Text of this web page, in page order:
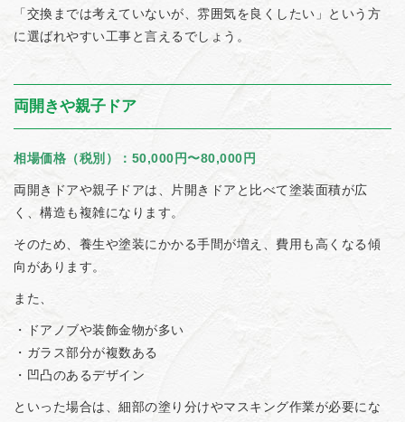
「交換までは考えていないが、雰囲気を良くしたい」という方
に選ばれやすい工事と言えるでしょう。
両開きや親子ドア
相場価格（税別）：50,000円〜80,000円
両開きドアや親子ドアは、片開きドアと比べて塗装面積が広
く、構造も複雑になります。
そのため、養生や塗装にかかる手間が増え、費用も高くなる傾
向があります。
また、
・ドアノブや装飾金物が多い
・ガラス部分が複数ある
・凹凸のあるデザイン
といった場合は、細部の塗り分けやマスキング作業が必要にな